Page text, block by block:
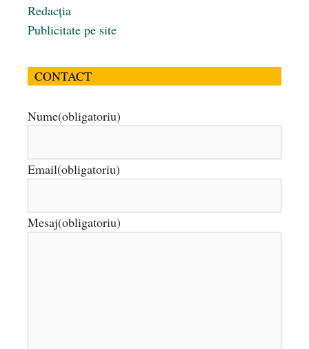
Redacția
Publicitate pe site
CONTACT
Nume(obligatoriu)
Email(obligatoriu)
Mesaj(obligatoriu)